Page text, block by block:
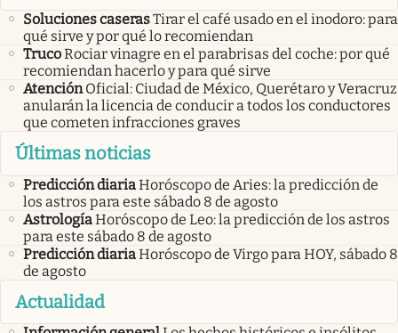
Soluciones caserasTirar el café usado en el inodoro: para
qué sirve y por qué lo recomiendan
TrucoRociar vinagre en el parabrisas del coche: por qué
recomiendan hacerlo y para qué sirve
Atención Oficial: Ciudad de México, Querétaro y Veracruz
anularán la licencia de conducir a todos los conductores
que cometen infracciones graves
Últimas noticias
Predicción diariaHoróscopo de Aries: la predicción de
los astros para este sábado 8 de agosto
AstrologíaHoróscopo de Leo: la predicción de los astros
para este sábado 8 de agosto
Predicción diariaHoróscopo de Virgo para HOY, sábado 8
de agosto
Actualidad